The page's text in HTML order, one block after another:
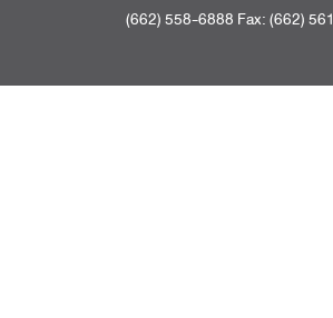
(662) 558-6888 Fax: (662)